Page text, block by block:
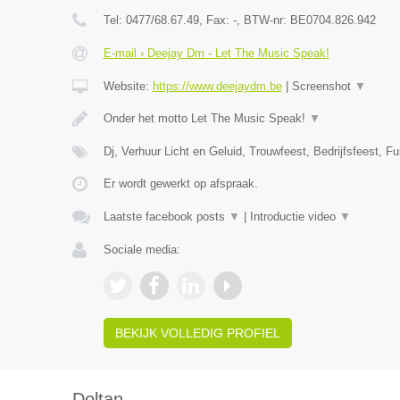
Tel: 0477/68.67.49, Fax: -, BTW-nr: BE0704.826.942
E-mail › Deejay Dm - Let The Music Speak!
Website: https://www.deejaydm.be| Screenshot ▼
Onder het motto Let The Music Speak! ▼
Dj, Verhuur Licht en Geluid, Trouwfeest, Bedrijfsfeest,
Er wordt gewerkt op afspraak.
Laatste facebook posts ▼ Introductie video ▼
Sociale media:
BEKIJK VOLLEDIG PROFIEL